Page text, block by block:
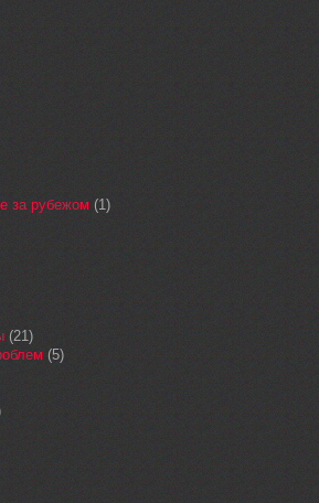
за рубежом (1)
(21)
(5)